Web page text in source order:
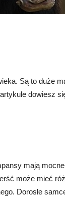
Są to duże
dowiesz
mają
może mieć
Dorosłe